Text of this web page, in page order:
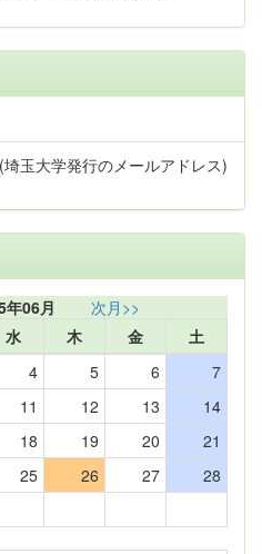
玉大学発行のメールアドレス)
年06月
次月>>
水 木 金
土
4 5 6
7
11 12 13
14
18 19 20
21
25 26 27
28